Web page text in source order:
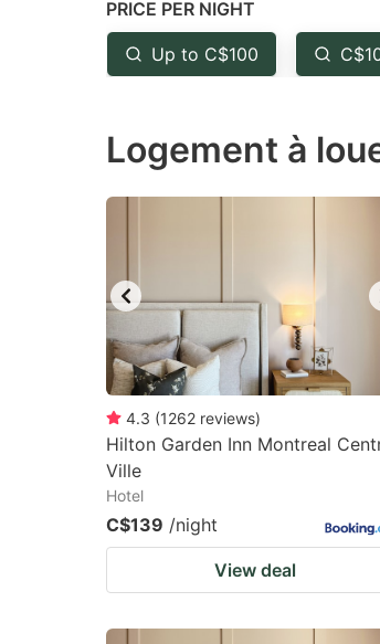
question
mark
key
get
changing
dates.
PRICE PER NIGHT
Up to C$100
Logement à
4.3 (1262 reviews)
Hilton Garden Inn Montreal
Ville
Hotel
C$139 /night
View deal